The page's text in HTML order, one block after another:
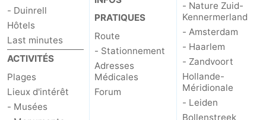
- Duinrell
Hôtels
Last minutes
ACTIVITÉS
Plages
Lieux d'intérêt
- Musées
PRATIQUES
Route
- Stationnement
Adresses
Médicales
Forum
- Nature Zuid-
Kennermerland
- Amsterdam
- Haarlem
- Zandvoort
Hollande-
Méridionale
- Leiden
Bollenstreek